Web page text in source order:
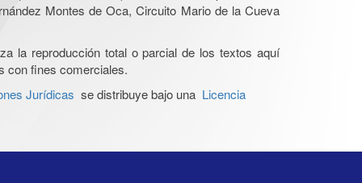
Montes de Oca, Circuito Mario de la Cueva
la reproducción total o parcial de los textos aquí
con fines comerciales.
Jurídicas se distribuye bajo una Licencia